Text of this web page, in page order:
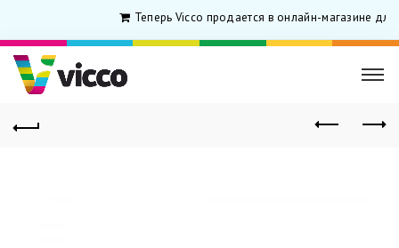
Теперь Vicco продается в онлайн-магазине для